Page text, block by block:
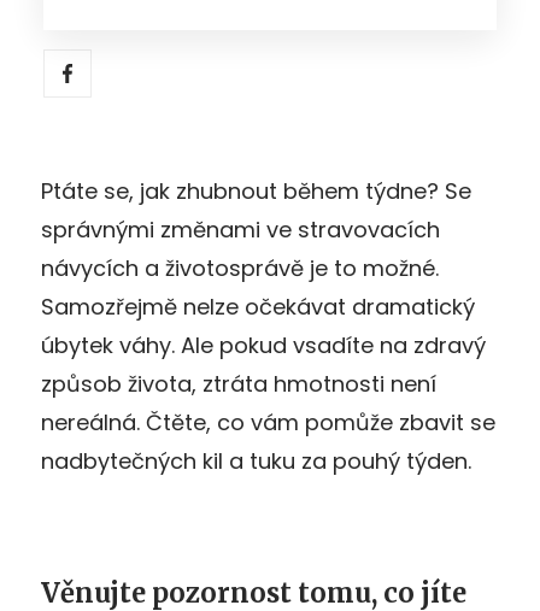
Ptáte se, jak zhubnout během týdne? Se
správnými změnami ve stravovacích
návycích a životosprávě je to možné.
Samozřejmě nelze očekávat dramatický
úbytek váhy. Ale pokud vsadíte na zdravý
způsob života, ztráta hmotnosti není
nereálná. Čtěte, co vám pomůže zbavit se
nadbytečných kil a tuku za pouhý týden.
Věnujte pozornost tomu, co jíte